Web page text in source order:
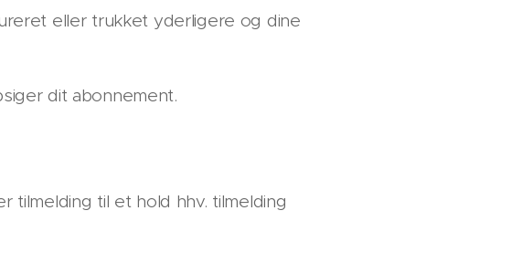
eller trukket yderligere og dine
dit abonnement.
til et hold hhv. tilmelding